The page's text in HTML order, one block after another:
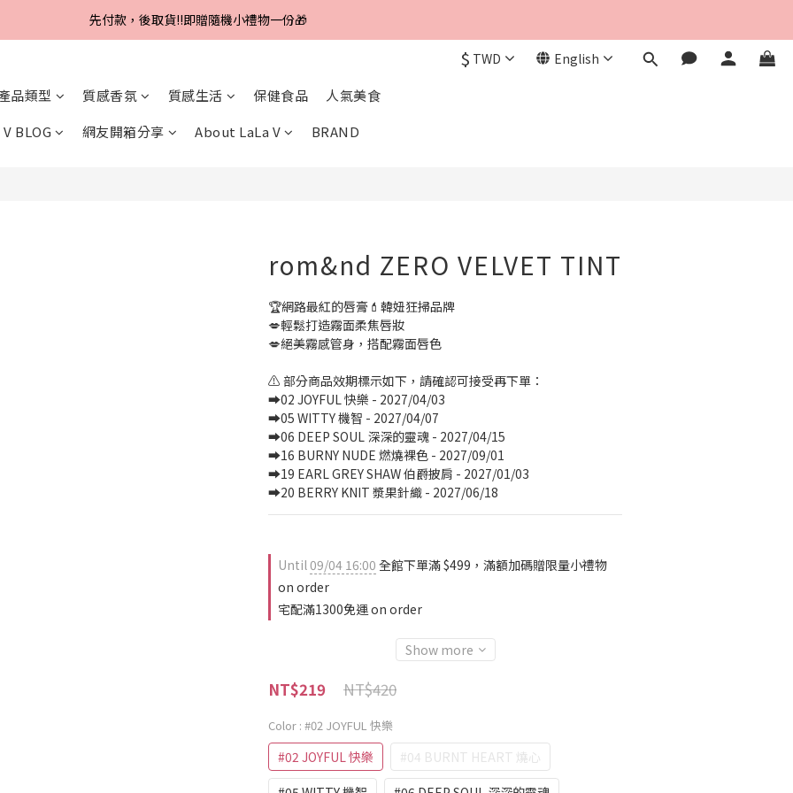
Line好友招募中，首購、回購皆贈100元
先付款，後取貨‼️即贈隨機小禮物一份🎁
$ TWD English
品類型 質感香氛 質感生活 保健食品
人氣美食
BLOG 網友開箱分享 About LaLa V BRAND
rom&nd ZERO VELVET TINT
🏆網路最紅的唇膏💄韓妞狂掃品牌
💋輕鬆打造霧面柔焦唇妝
💋絕美霧感管身，搭配霧面唇色
⚠️ 部分商品效期標示如下，請確認可接受再下單：
➡️02 JOYFUL 快樂 - 2027/04/03
➡️05 WITTY 機智 - 2027/04/07
➡️06 DEEP SOUL 深深的靈魂 - 2027/04/15
➡️16 BURNY NUDE 燃燒裸色 - 2027/09/01
➡️19 EARL GREY SHAW 伯爵披肩 - 2027/01/03
➡️20 BERRY KNIT 漿果針織 - 2027/06/18
Until09/04 16:00 全館下單滿 $499，滿額加碼贈限量小禮物
on order
宅配滿1300免運 on order
Show more
NT$420
NT$219
Color : #02 JOYFUL 快樂
#02 JOYFUL 快樂
#04 BURNT HEART 燒心
BUY NOW